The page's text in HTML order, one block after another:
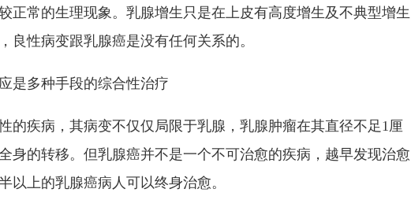
正常的生理现象。乳腺增生只是在上皮有高度增生及不典型增生
良性病变跟乳腺癌是没有任何关系的。
是多种手段的综合性治疗
的疾病，其病变不仅仅局限于乳腺，乳腺肿瘤在其直径不足1厘
身的转移。但乳腺癌并不是一个不可治愈的疾病，越早发现治愈
以上的乳腺癌病人可以终身治愈。